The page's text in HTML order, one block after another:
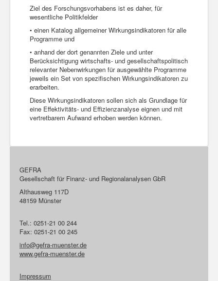
Ziel des Forschungsvorhabens ist es daher, für
wesentliche Politikfelder
• einen Katalog allgemeiner Wirkungsindikatoren für alle
Programme und
• anhand der dort genannten Ziele und unter
Berücksichtigung wirtschafts- und ge­sellschaftspolitisch
relevanter Nebenwirkungen für ausgewählte Programme
je­weils ein Set von spezifischen Wirkungsindikatoren zu
erarbeiten.
Diese Wirkungsindikatoren sollen sich als Grundlage für
eine Effektivitäts- und Effizienz­analyse eignen und mit
vertretbarem Aufwand erhoben werden können.
GEFRA
Gesellschaft für Finanz- und Regionalanalysen GbR
Althausweg 117D
48159 Münster
Tel.: 0251-21 00 244
Fax: 0251-21 00 245
info@gefra-muenster.de
www.gefra-muenster.de
Impressum